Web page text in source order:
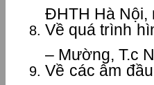
ĐHTH Hà Nội,
Về quá trình
– Mường, T.c
Về các âm